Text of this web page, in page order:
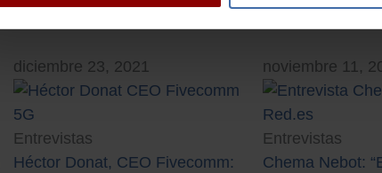
diciembre 23, 2021 noviembre 11,
Entrevistas
Héctor Donat, CEO Fivecomm:
Entrevistas
Chema Nebot: